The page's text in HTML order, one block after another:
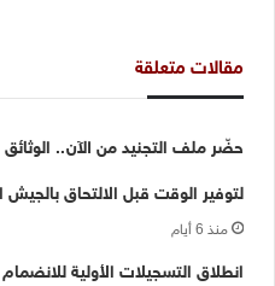
مقالات متعلقة
حضّر ملف التجنيد من الآن..
لتوفير الوقت قبل الالتحاق
منذ 6 أيام
انطلاق التسجيلات الأولية